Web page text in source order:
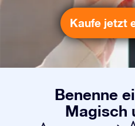
Kaufe jetzt
Benenne
Magisch